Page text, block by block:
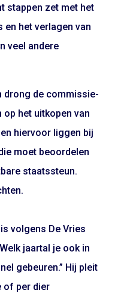
stappen zet met het
en het verlagen van
veel andere
drong de commissie-
op het uitkopen van
hiervoor liggen bij
moet beoordelen
staatssteun.
volgens De Vries
jaartal je ook in
gebeuren.” Hij pleit
of per dier